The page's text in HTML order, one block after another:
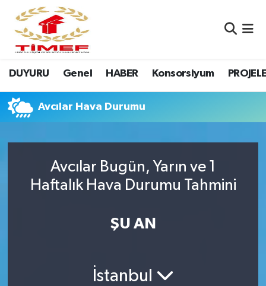
DUYURU Genel HABER Konsorsiyum
Avcılar Hava Durumu
Avcılar Bugün, Yarın ve 1
Haftalık Hava Durumu Tahmini
ŞU AN
İstanbul
Anasayfa Kutu
Anasayfa Manşet
Canlı Yayın
Erasmus
Nöbetçi Eczaneler
Hava Durumu
Namaz Vakitleri
Süper Lig Puan Durumu ve Fikstür
Son Dakika Haberleri